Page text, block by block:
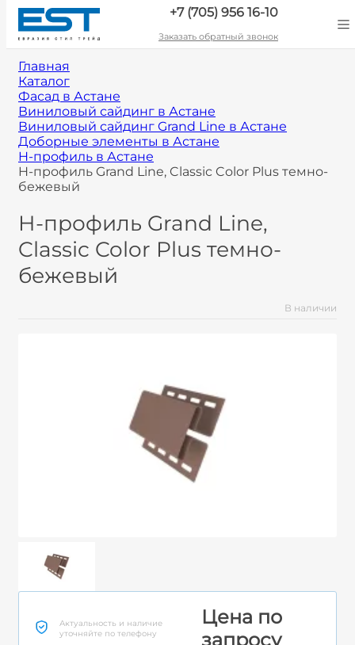
+7 (705) 956 16-10
Заказать обратный звонок
Главная
Каталог
Фасад в Астане
Виниловый сайдинг в Астане
Виниловый сайдинг Grand Line в Астане
Доборные элементы в Астане
H-профиль в Астане
H-профиль Grand Line, Classic Color Plus темно-
бежевый
H-профиль Grand Line,
Classic Color Plus темно-
бежевый
В наличии
Актуальность и наличие
уточняйте по телефону
Цена по
запросу